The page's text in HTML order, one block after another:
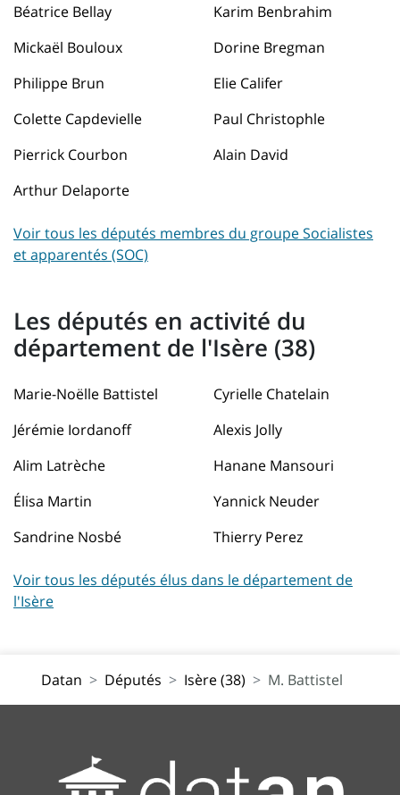
Béatrice Bellay
Karim Benbrahim
Mickaël Bouloux
Dorine Bregman
Philippe Brun
Elie Califer
Colette Capdevielle
Paul Christophle
Pierrick Courbon
Alain David
Arthur Delaporte
Voir tous les députés membres du groupe Socialistes
et apparentés (SOC)
Les députés en activité du
département de l'Isère (38)
Marie-Noëlle Battistel
Cyrielle Chatelain
Jérémie Iordanoff
Alexis Jolly
Alim Latrèche
Hanane Mansouri
Élisa Martin
Yannick Neuder
Sandrine Nosbé
Thierry Perez
Voir tous les députés élus dans le département de
l'Isère
Datan Députés Isère (38) M. Battistel